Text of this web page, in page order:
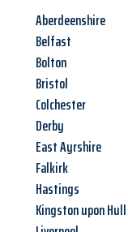
Aberdeenshire
Belfast
Bolton
Bristol
Colchester
Derby
East Ayrshire
Falkirk
Hastings
Kingston upon Hull